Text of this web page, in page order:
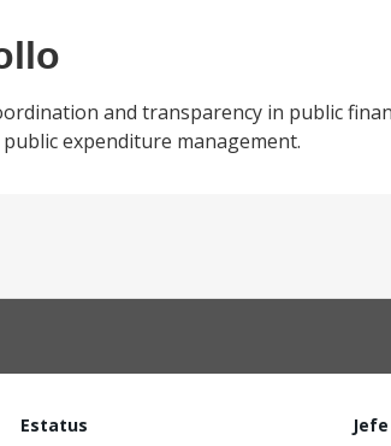
and transparency in public
expenditure management.
Estatus